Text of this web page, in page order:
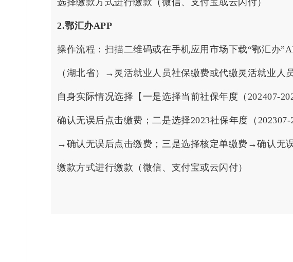
选择缴款方式进行缴款（微信、支付宝或云闪付）
2.鄂汇办APP
操作流程：扫描二维码或在手机应用市场下载“鄂汇办
（湖北省）→灵活就业人员社保缴费或代缴灵活就业
自身实际情况选择【一是选择当前社保年度（
确认无误后点击缴费；二是选择2023社保年度（
→确认无误后点击缴费；三是选择核定单缴费→确认无
缴款方式进行缴款（微信、支付宝或云闪付）